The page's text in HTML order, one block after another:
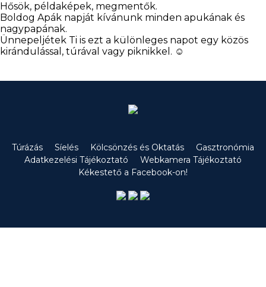
Hősök, példaképek, megmentők.
Boldog Apák napját kívánunk minden apukának és
nagypapának.
Ünnepeljétek Ti is ezt a különleges napot egy közös
kirándulással, túrával vagy piknikkel. ☺
Túrázás Síelés Kölcsönzés és Oktatás
Gasztronómia
Adatkezelési Tájékoztató
Webkamera Tájékoztató
Kékestető a Facebook-on!